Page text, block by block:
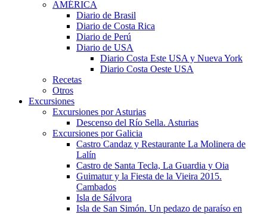
AMÉRICA
Diario de Brasil
Diario de Costa Rica
Diario de Perú
Diario de USA
Diario Costa Este USA y Nueva York
Diario Costa Oeste USA
Recetas
Otros
Excursiones
Excursiones por Asturias
Descenso del Río Sella. Asturias
Excursiones por Galicia
Castro Candaz y Restaurante La Molinera de
Lalín
Castro de Santa Tecla, La Guardia y Oia
Guimatur y la Fiesta de la Vieira 2015.
Cambados
Isla de Sálvora
Isla de San Simón. Un pedazo de paraíso en